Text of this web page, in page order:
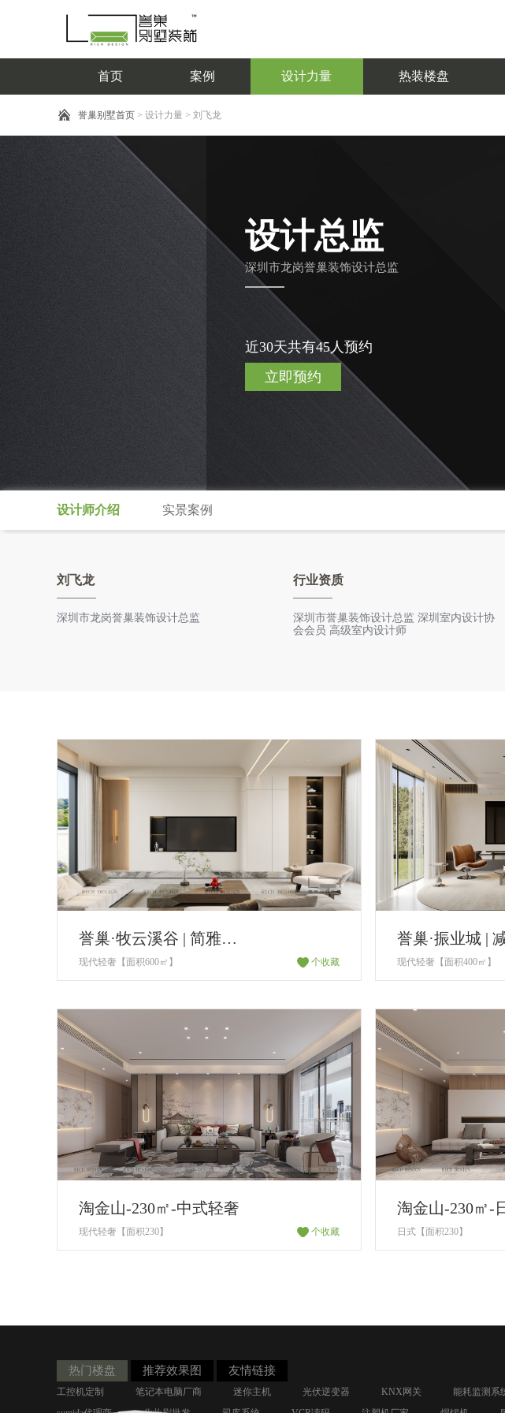
首页 案例
按风格
现代轻奢 现代简约 现代中式 自然主义
法
式
独栋别墅 联排别
设计力量
按设计师级别
设计师 主任设计师 设计总监
首席设计总
监
意式轻奢 现代简
热装楼盘
誉巢别墅首页 > 设计力量 > 刘飞龙
设计总监
深圳市龙岗誉巢装饰设计总监
近30天共有45人预约
立即预约
设计师介绍 实景案例
刘飞龙
深圳市龙岗誉巢装饰设计总监
行业资质
深圳市誉巢装饰设计总监 深圳室内设计协
会会员 高级室内设计师
誉巢·牧云溪谷 | ​​简雅为韵 光影为序
现代轻奢【面积600㎡】 个收藏 现代轻奢【面积400㎡】
淘金山-230㎡-中式轻奢
现代轻奢【面积230】 个收藏
淘金山-230㎡-
日式【面积230】
热门楼盘 推荐效果图 友情链接
工控机定制 笔记本电脑厂商 迷你主机 光伏逆变器 KNX网关 能耗监测系